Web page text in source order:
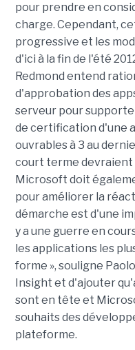
pour prendre en
charge. Cependant,
progressive et les
d'ici à la fin de l'été
Redmond entend
d'approbation des
serveur pour
de certification d'une
ouvrables à 3 au
court terme devraient
Microsoft doit
pour améliorer la
démarche est d'une
y a une guerre en
les applications les
forme », souligne
Insight et d'ajouter
sont en tête et
souhaits des
plateforme.